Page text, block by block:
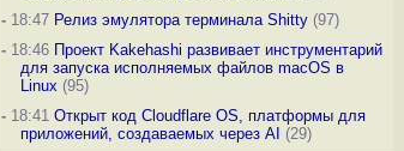
-18:47 Релиз эмулятора терминала Shitty(97)
-18:46 Проект Kakehashi развивает инструментарий
для запуска исполняемых файлов macOS в
Linux (95)
-18:41 Открыт код Cloudflare OS, платформы для
приложений, создаваемых через AI (29)